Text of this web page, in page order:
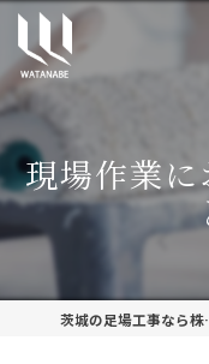
現場作業
茨城の